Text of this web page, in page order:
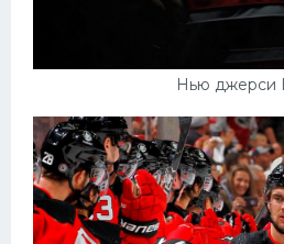
Нью джерси